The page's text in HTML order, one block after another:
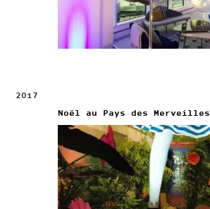
2017
Noël au Pays des Merveilles